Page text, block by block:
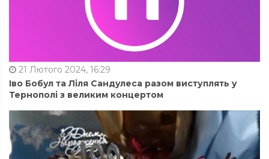
21 Лютого 2024, 16:29
Іво Бобул та Ліля Сандулеса разом виступлять у
Тернополі з великим концертом